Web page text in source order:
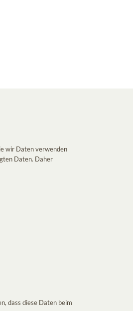
wir Daten verwenden
Daten. Daher
dass diese Daten beim